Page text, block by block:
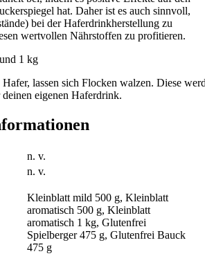
hat. Daher ist es auch sinnvoll,
bei der Haferdrinkherstellung zu
wertvollen Nährstoffen zu profitieren.
lassen sich Flocken walzen. Diese
eigenen Haferdrink.
n. v.
n. v.
Kleinblatt mild 500 g, Kleinblatt
aromatisch 500 g, Kleinblatt
aromatisch 1 kg, Glutenfrei
Spielberger 475 g, Glutenfrei Bauck
475 g